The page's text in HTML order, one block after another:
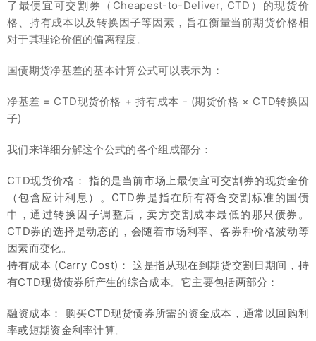
了最便宜可交割券（Cheapest-to-Deliver, CTD）的现货价
格、持有成本以及转换因子等因素，旨在衡量当前期货价格相
对于其理论价值的偏离程度。
国债期货净基差的基本计算公式可以表示为：
净基差 = CTD现货价格 + 持有成本 - (期货价格 × CTD转换因
子)
我们来详细分解这个公式的各个组成部分：
CTD现货价格： 指的是当前市场上最便宜可交割券的现货全价
（包含应计利息）。CTD券是指在所有符合交割标准的国债
中，通过转换因子调整后，卖方交割成本最低的那只债券。
CTD券的选择是动态的，会随着市场利率、各券种价格波动等
因素而变化。
持有成本 (Carry Cost)： 这是指从现在到期货交割日期间，持
有CTD现货债券所产生的综合成本。它主要包括两部分：
融资成本： 购买CTD现货债券所需的资金成本，通常以回购利
率或短期资金利率计算。